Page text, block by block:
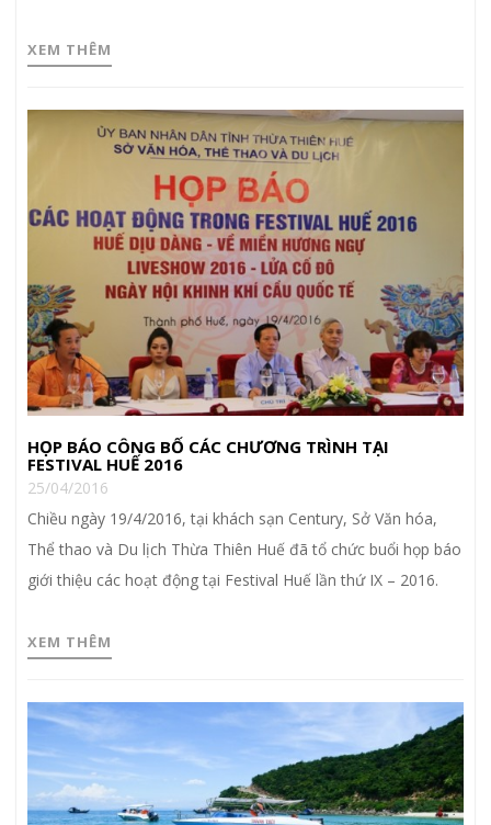
XEM THÊM
HỌP BÁO CÔNG BỐ CÁC CHƯƠNG TRÌNH TẠI
FESTIVAL HUẾ 2016
25/04/2016
Chiều ngày 19/4/2016, tại khách sạn Century, Sở Văn hóa,
Thể thao và Du lịch Thừa Thiên Huế đã tổ chức buổi họp báo
giới thiệu các hoạt động tại Festival Huế lần thứ IX – 2016.
XEM THÊM